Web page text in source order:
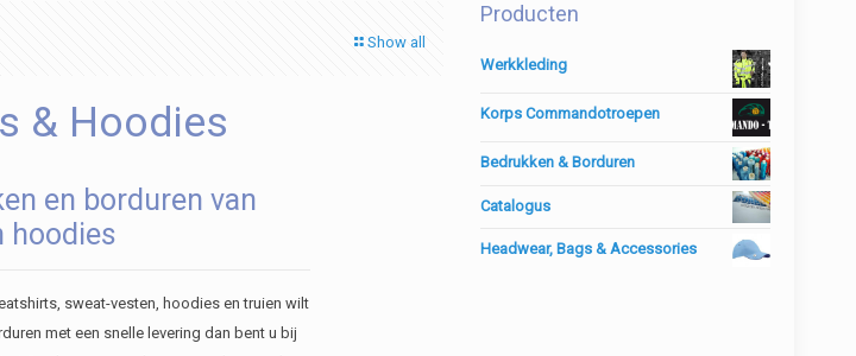
Show all
& Hoodies
en borduren van
hoodies
sweat-vesten, hoodies en truien wilt
met een snelle levering dan bent u bij
Producten
Werkkleding
Korps Commandotroepen
Bedrukken & Borduren
Catalogus
Headwear, Bags & Accessories